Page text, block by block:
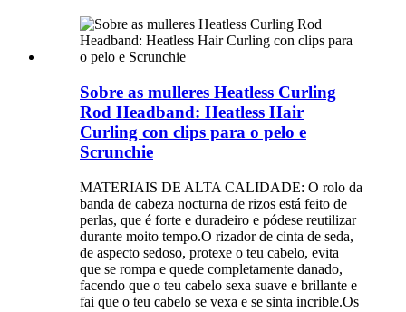
Sobre as mulleres Heatless Curling
Rod Headband: Heatless Hair
Curling con clips para o pelo e
Scrunchie
MATERIAIS DE ALTA CALIDADE: O rolo da
banda de cabeza nocturna de rizos está feito de
perlas, que é forte e duradeiro e pódese reutilizar
durante moito tempo.O rizador de cinta de seda,
de aspecto sedoso, protexe o teu cabelo, evita
que se rompa e quede completamente danado,
facendo que o teu cabelo sexa suave e brillante e
fai que o teu cabelo se vexa e se sinta incrible.Os